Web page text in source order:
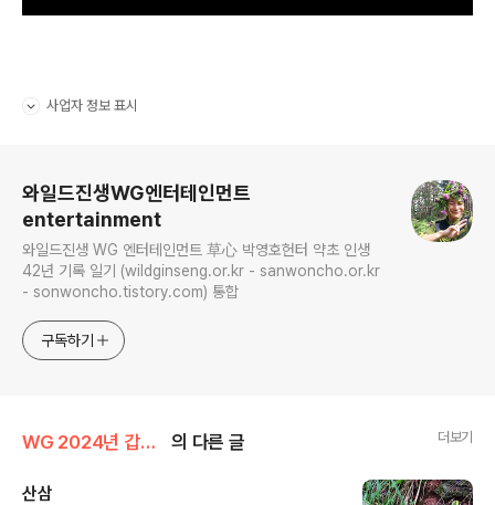
사업자 정보 표시
와일드진생WG엔터테인먼트
entertainment
와일드진생 WG 엔터테인먼트 草心 박영호헌터 약초 인생
42년 기록 일기 (wildginseng.or.kr - sanwoncho.or.kr
- sonwoncho.tistory.com) 통합
구독하기
WG 2024년 갑진년 기록 의 다른 글 더보기
산삼